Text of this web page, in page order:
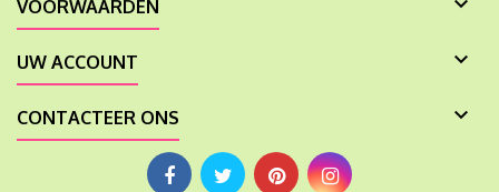
VOORWAARDEN
UW ACCOUNT 
CONTACTEER ONS 